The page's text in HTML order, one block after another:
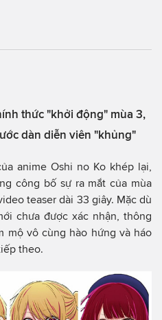
thức "khởi động" mùa 3,
dàn diễn viên "khủng"
anime Oshi no Ko khép lại,
công bố sự ra mắt của mùa
teaser dài 33 giây. Mặc dù
chưa được xác nhận, thông
mộ vô cùng hào hứng và háo
theo.